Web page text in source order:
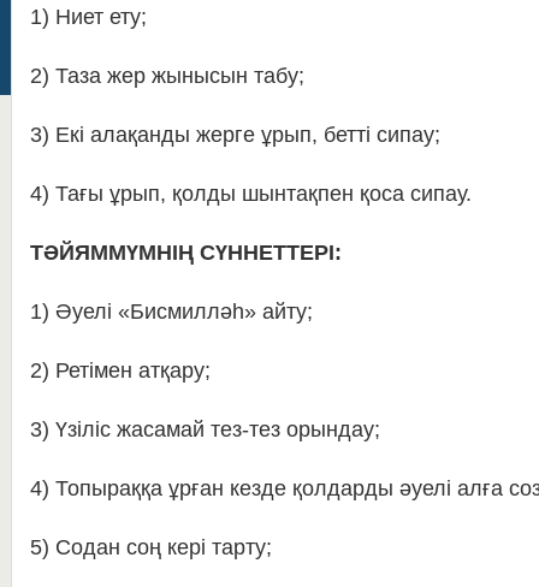
1) Ниет ету;
2) Таза жер жынысын табу;
3) Екі алақанды жерге ұрып, бетті сипау;
4) Тағы ұрып, қолды шынтақпен қоса сипау.
ТӘЙЯММҮМНІҢ СҮННЕТТЕРІ:
1) Әуелі «Бисмилләһ» айту;
2) Ретімен атқару;
3) Үзіліс жасамай тез-тез орындау;
4) Топыраққа ұрған кезде қолдарды әуелі алға
5) Содан соң кері тарту;